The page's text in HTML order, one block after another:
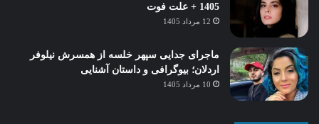
1405 + علت فوت
12 مرداد 1405
ماجرای جدایی سپهر خلسه از همسرش نیلوفر
اردلان؛ بیوگرافی و داستان آشنایی
10 مرداد 1405